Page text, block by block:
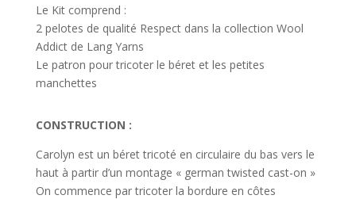
Le Kit comprend :
2 pelotes de qualité Respect dans la collection Wool
Addict de Lang Yarns
Le patron pour tricoter le béret et les petites
manchettes
CONSTRUCTION :
Carolyn est un béret tricoté en circulaire du bas vers le
haut à partir d’un montage « german twisted cast-on »
On commence par tricoter la bordure en côtes